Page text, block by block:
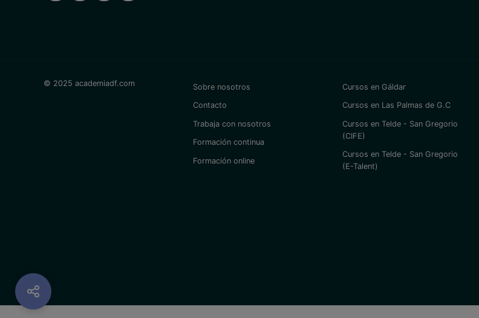
© 2025 academiadf.com Sobre nosotros
Contacto
Trabaja con nosotros
Formación continua
Formación online
Cursos en Gáldar
Cursos en Las Palmas de G.C
Cursos en Telde - San Gregorio
(CIFE)
Cursos en Telde - San Gregorio
(E-Talent)